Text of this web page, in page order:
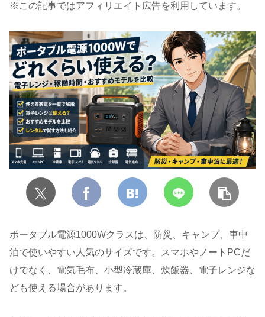
※この記事ではアフィリエイト広告を利用しています。
ポータブル電源1000Wクラスは、防災、キャンプ、車中
泊で使いやすい人気のサイズです。スマホやノートPCだ
けでなく、電気毛布、小型冷蔵庫、炊飯器、電子レンジな
ども使える場合があります。